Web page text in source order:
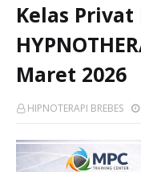
Kelas Privat
Maret 2026
HIPNOTERAPI BREBES